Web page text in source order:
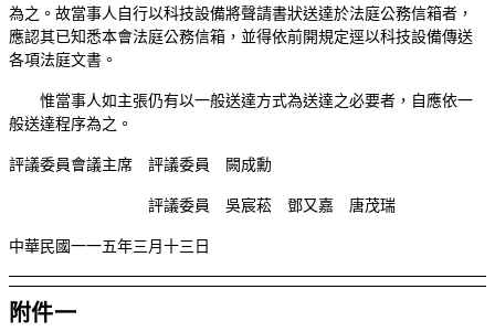
為之。故當事人自行以科技設備將聲請書狀送達於法庭公務信箱者，
應認其已知悉本會法庭公務信箱，並得依前開規定逕以科技設備傳送
各項法庭文書。
惟當事人如主張仍有以一般送達方式為送達之必要者，自應依一
般送達程序為之。
評議委員會議主席 評議委員 闕成勳
評議委員 吳宸菘 鄧又嘉 唐茂瑞
中華民國一一五年三月十三日
附件一